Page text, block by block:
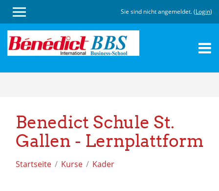
Zum
Hauptinhalt
Sie sind nicht angemeldet. (Login)
Benedict Schule St.
Gallen - Lernplattform
Startseite Kurse Kader